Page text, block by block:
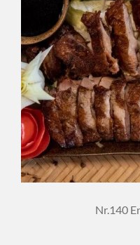
Nr.140